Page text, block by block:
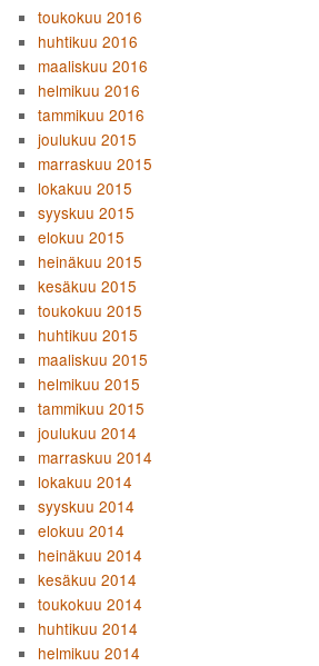
toukokuu 2016
huhtikuu 2016
maaliskuu 2016
helmikuu 2016
tammikuu 2016
joulukuu 2015
marraskuu 2015
lokakuu 2015
syyskuu 2015
elokuu 2015
heinäkuu 2015
kesäkuu 2015
toukokuu 2015
huhtikuu 2015
maaliskuu 2015
helmikuu 2015
tammikuu 2015
joulukuu 2014
marraskuu 2014
lokakuu 2014
syyskuu 2014
elokuu 2014
heinäkuu 2014
kesäkuu 2014
toukokuu 2014
huhtikuu 2014
helmikuu 2014